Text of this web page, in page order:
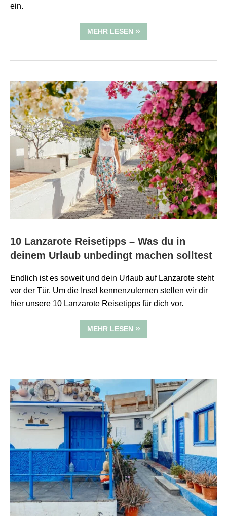
ein.
MEHR LESEN
10 Lanzarote Reisetipps – Was du in
deinem Urlaub unbedingt machen solltest
Endlich ist es soweit und dein Urlaub auf Lanzarote steht
vor der Tür. Um die Insel kennenzulernen stellen wir dir
hier unsere 10 Lanzarote Reisetipps für dich vor.
MEHR LESEN